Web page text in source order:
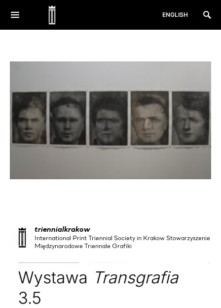
ENGLISH
triennialkrakow
International Print Triennial Society in Krakow Stowarzyszenie
Międzynarodowe Triennale Grafiki